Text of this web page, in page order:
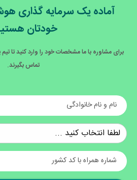
آماده یک سرمایه گذاری
خودتان
برای مشاوره با ما مشخصات خود را وارد کنید تا تیم
تماس بگیرند.
نام و نام خانوادگی
شماره همراه با کد کشور